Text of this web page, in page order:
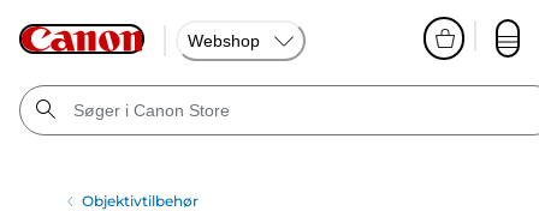
Webshop
Objektivtilbehør